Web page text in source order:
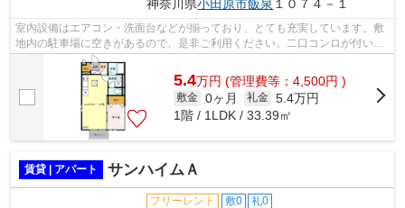
神奈川県小田原市飯泉 １０７４－１
室内設備はエアコン・洗面台などが揃っており、とても充実しています。敷
地内の駐車場に空きがあるので、是非ご利用ください。二口コンロが付いた
アパートです。バルコニー付きのアパ...
5.4万円 (管理費等：4,500円 )
敷金 0ヶ月 礼金 5.4万円
1階 / 1LDK / 33.39㎡
賃貸 | アパート サンハイムＡ
フリーレント 敷0 礼0